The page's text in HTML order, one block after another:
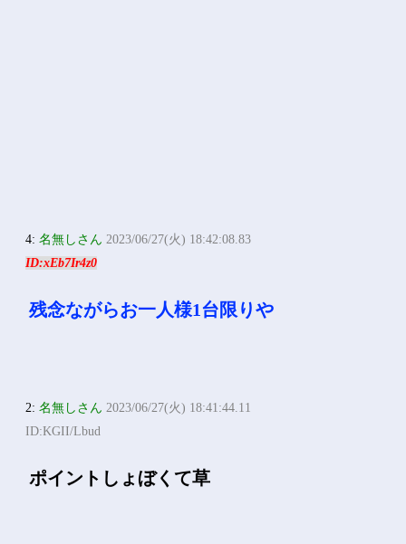
4:名無しさん 2023/06/27(火) 18:42:08.83
ID:xEb7Ir4z0
残念ながらお一人様1台限りや
2:名無しさん 2023/06/27(火) 18:41:44.11
ID:KGII/Lbud
ポイントしょぼくて草